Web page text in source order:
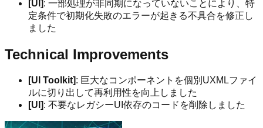
[UI]: 一部処理が非同期になっていないことにより、特
定条件で初期化失敗のエラーが起きる不具合を修正し
ました
Technical Improvements
[UI Toolkit]: 巨大なコンポーネントを個別UXMLファイ
ルに切り出して再利用性を向上しました
[UI]: 不要なレガシーUI依存のコードを削除しました